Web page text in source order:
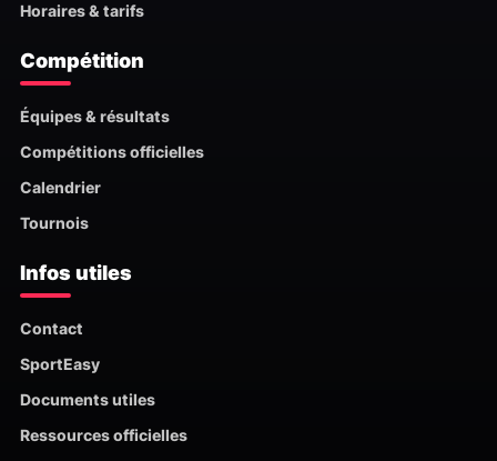
Horaires & tarifs
Compétition
Équipes & résultats
Compétitions officielles
Calendrier
Tournois
Infos utiles
Contact
SportEasy
Documents utiles
Ressources officielles